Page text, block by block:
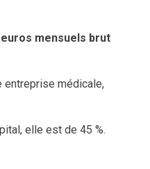
euros mensuels brut
entreprise médicale,
elle est de 45 %.